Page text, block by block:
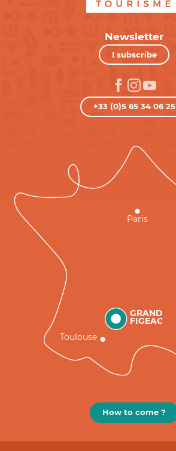
Newsletter
I subscribe
+33 (0)5 65 34 06 25
GRAND
FIGEAC
Toulouse
Paris
How to come ?